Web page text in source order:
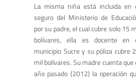
La misma niña está incluida en
seguro del Ministerio de
por su padre, el cual cubre solo 15
bolívares, ella es docente en
municipio Sucre y su póliza cubre
mil bolívares. Su madre cuenta que
año pasado (2012) la operación